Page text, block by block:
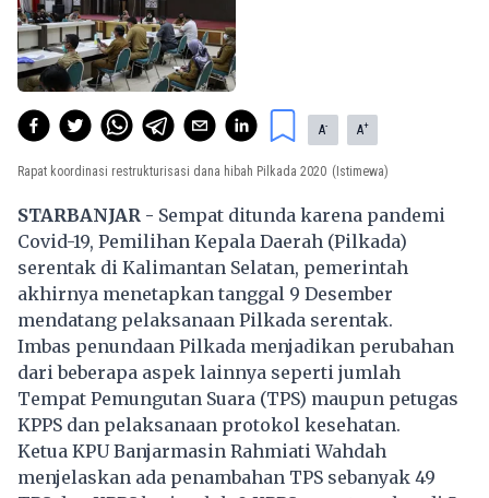
A- A+
Rapat koordinasi restrukturisasi dana hibah Pilkada 2020 (Istimewa)
STARBANJAR - Sempat ditunda karena pandemi
Covid-19, Pemilihan Kepala Daerah (Pilkada)
serentak di Kalimantan Selatan, pemerintah
akhirnya menetapkan tanggal 9 Desember
mendatang pelaksanaan Pilkada serentak.
Imbas penundaan Pilkada menjadikan perubahan
dari beberapa aspek lainnya seperti jumlah
Tempat Pemungutan Suara (TPS) maupun petugas
KPPS dan pelaksanaan protokol kesehatan.
Ketua KPU Banjarmasin Rahmiati Wahdah
menjelaskan ada penambahan TPS sebanyak 49